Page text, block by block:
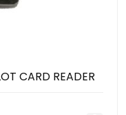
CARD READER